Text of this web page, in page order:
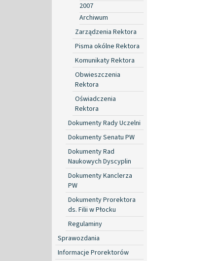
2007
Archiwum
Zarządzenia Rektora
Pisma okólne Rektora
Komunikaty Rektora
Obwieszczenia
Rektora
Oświadczenia
Rektora
Dokumenty Rady Uczelni
Dokumenty Senatu PW
Dokumenty Rad
Naukowych Dyscyplin
Dokumenty Kanclerza
PW
Dokumenty Prorektora
ds. Filii w Płocku
Regulaminy
Sprawozdania
Informacje Prorektorów